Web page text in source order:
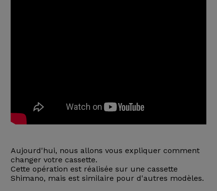
Aujourd'hui, nous allons vous expliquer comment
changer votre cassette.
Cette opération est réalisée sur une cassette
Shimano, mais est similaire pour d'autres modèles.